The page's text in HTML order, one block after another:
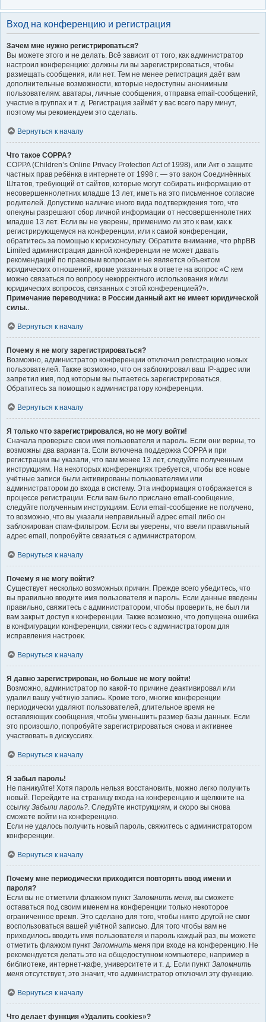
Вход на конференцию и регистрация
Зачем мне нужно регистрироваться?
Вы можете этого и не делать. Всё зависит от того, как администратор
настроил конференцию: должны ли вы зарегистрироваться, чтобы
размещать сообщения, или нет. Тем не менее регистрация даёт вам
дополнительные возможности, которые недоступны анонимным
пользователям: аватары, личные сообщения, отправка email-сообщений,
участие в группах и т. д. Регистрация займёт у вас всего пару минут,
поэтому мы рекомендуем это сделать.
Вернуться к началу
Что такое COPPA?
COPPA (Children’s Online Privacy Protection Act of 1998), или Акт о защите
частных прав ребёнка в интернете от 1998 г. — это закон Соединённых
Штатов, требующий от сайтов, которые могут собирать информацию от
несовершеннолетних младше 13 лет, иметь на это письменное согласие
родителей. Допустимо наличие иного вида подтверждения того, что
опекуны разрешают сбор личной информации от несовершеннолетних
младше 13 лет. Если вы не уверены, применимо ли это к вам, как к
регистрирующемуся на конференции, или к самой конференции,
обратитесь за помощью к юрисконсульту. Обратите внимание, что phpBB
Limited администрация данной конференции не может давать
рекомендаций по правовым вопросам и не является объектом
юридических отношений, кроме указанных в ответе на вопрос «С кем
можно связаться по вопросу некорректного использования и/или
юридических вопросов, связанных с этой конференцией?».
Примечание переводчика: в России данный акт не имеет юридической
силы.
Вернуться к началу
Почему я не могу зарегистрироваться?
Возможно, администратор конференции отключил регистрацию новых
пользователей. Также возможно, что он заблокировал ваш IP-адрес или
запретил имя, под которым вы пытаетесь зарегистрироваться.
Обратитесь за помощью к администратору конференции.
Вернуться к началу
Я только что зарегистрировался, но не могу войти!
Сначала проверьте свои имя пользователя и пароль. Если они верны, то
возможны два варианта. Если включена поддержка COPPA и при
регистрации вы указали, что вам менее 13 лет, следуйте полученным
инструкциям. На некоторых конференциях требуется, чтобы все новые
учётные записи были активированы пользователями или
администратором до входа в систему. Эта информация отображается в
процессе регистрации. Если вам было прислано email-сообщение,
следуйте полученным инструкциям. Если email-сообщение не получено,
то возможно, что вы указали неправильный адрес email либо он
заблокирован спам-фильтром. Если вы уверены, что ввели правильный
адрес email, попробуйте связаться с администратором.
Вернуться к началу
Почему я не могу войти?
Существует несколько возможных причин. Прежде всего убедитесь, что
вы правильно вводите имя пользователя и пароль. Если данные введены
правильно, свяжитесь с администратором, чтобы проверить, не был ли
вам закрыт доступ к конференции. Также возможно, что допущена ошибка
в конфигурации конференции, свяжитесь с администратором для
исправления настроек.
Вернуться к началу
Я давно зарегистрирован, но больше не могу войти!
Возможно, администратор по какой-то причине деактивировал или
удалил вашу учётную запись. Кроме того, многие конференции
периодически удаляют пользователей, длительное время не
оставляющих сообщения, чтобы уменьшить размер базы данных. Если
это произошло, попробуйте зарегистрироваться снова и активнее
участвовать в дискуссиях.
Вернуться к началу
Я забыл пароль!
Не паникуйте! Хотя пароль нельзя восстановить, можно легко получить
новый. Перейдите на страницу входа на конференцию и щёлкните на
ссылку Забыли пароль? . Следуйте инструкциям, и скоро вы снова
сможете войти на конференцию.
Если не удалось получить новый пароль, свяжитесь с администратором
конференции.
Вернуться к началу
Почему мне периодически приходится повторять ввод имени и
пароля?
Если вы не отметили флажком пункт Запомнить меня , вы сможете
оставаться под своим именем на конференции только некоторое
ограниченное время. Это сделано для того, чтобы никто другой не смог
воспользоваться вашей учётной записью. Для того чтобы вам не
приходилось вводить имя пользователя и пароль каждый раз, вы можете
отметить флажком пункт Запомнить меня при входе на конференцию. Не
рекомендуется делать это на общедоступном компьютере, например в
библиотеке, интернет-кафе, университете и т. д. Если пункт Запомнить
меня отсутствует, это значит, что администратор отключил эту функцию.
Вернуться к началу
Что делает функция «Удалить cookies»?